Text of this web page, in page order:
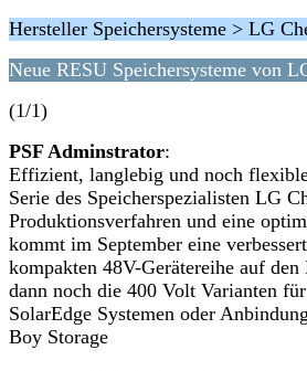
Hersteller Speichersysteme > LG
Neue RESU Speichersysteme von
(1/1)
PSF Adminstrator:
Effizient, langlebig und noch
Serie des Speicherspezialisten LG
Produktionsverfahren und eine
kommt im September eine
kompakten 48V-Gerätereihe auf
dann noch die 400 Volt Varianten
SolarEdge Systemen oder
Boy Storage